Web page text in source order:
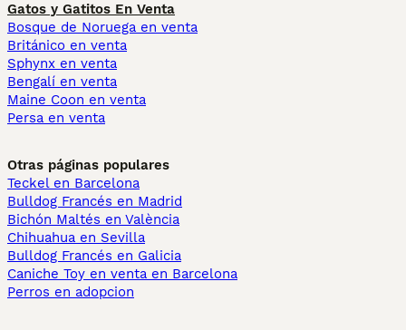
Gatos y Gatitos En Venta
Bosque de Noruega en venta
Británico en venta
Sphynx en venta
Bengalí en venta
Maine Coon en venta
Persa en venta
Otras páginas populares
Teckel en Barcelona
Bulldog Francés en Madrid
Bichón Maltés en València
Chihuahua en Sevilla
Bulldog Francés en Galicia
Caniche Toy en venta en Barcelona
Perros en adopcion